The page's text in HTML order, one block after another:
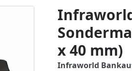
x 40 mm)
Infraworld